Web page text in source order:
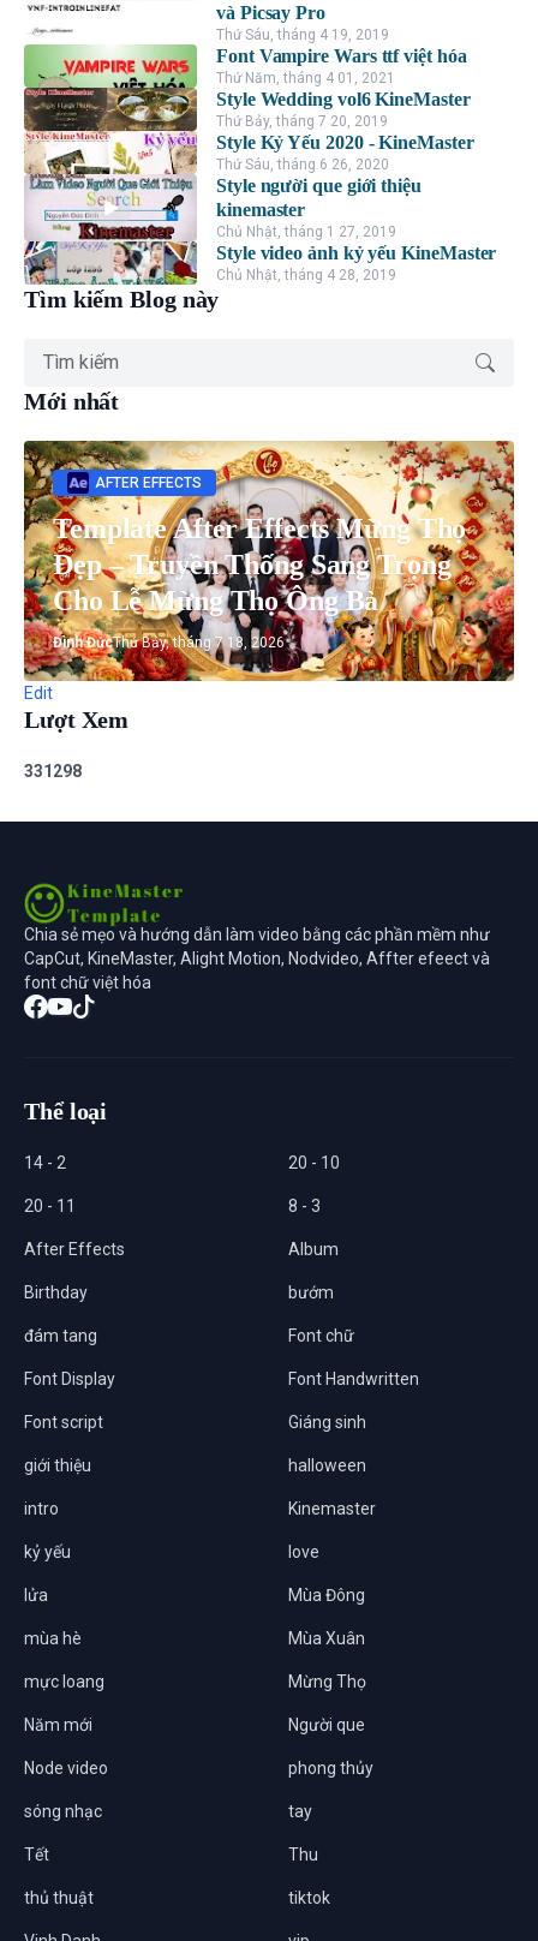
và Picsay Pro
Thứ Sáu, tháng 4 19, 2019
Font Vampire Wars ttf việt hóa
Thứ Năm, tháng 4 01, 2021
Style Wedding vol6 KineMaster
Thứ Bảy, tháng 7 20, 2019
Style Kỷ Yếu 2020 - KineMaster
Thứ Sáu, tháng 6 26, 2020
Style người que giới thiệu
kinemaster
Chủ Nhật, tháng 1 27, 2019
Style video ảnh kỷ yếu KineMaster
Chủ Nhật, tháng 4 28, 2019
Tìm kiếm Blog này
Mới nhất
AFTER EFFECTS
Template After Effects Mừng Thọ
Đẹp – Truyền Thống Sang Trọng
Cho Lễ Mừng Thọ Ông Bà
Đình ĐứcThứ Bảy, tháng 7 18, 2026
Edit
Lượt Xem
331 298
Chia sẻ mẹo và hướng dẫn làm video bằng các phần mềm như
CapCut, KineMaster, Alight Motion, Nodvideo, Affter efeect và
font chữ việt hóa
Thể loại
14 - 2 20 - 10
20 - 11 8 - 3
After Effects Album
Birthday bướm
đám tang Font chữ
Font Display Font Handwritten
Font script Giáng sinh
giới thiệu halloween
intro Kinemaster
kỷ yếu love
lửa Mùa Đông
mùa hè Mùa Xuân
mực loang Mừng Thọ
Năm mới Người que
Node video phong thủy
sóng nhạc tay
Tết Thu
thủ thuật tiktok